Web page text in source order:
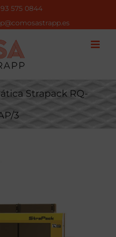
575 0844
Strapack RQ-
3